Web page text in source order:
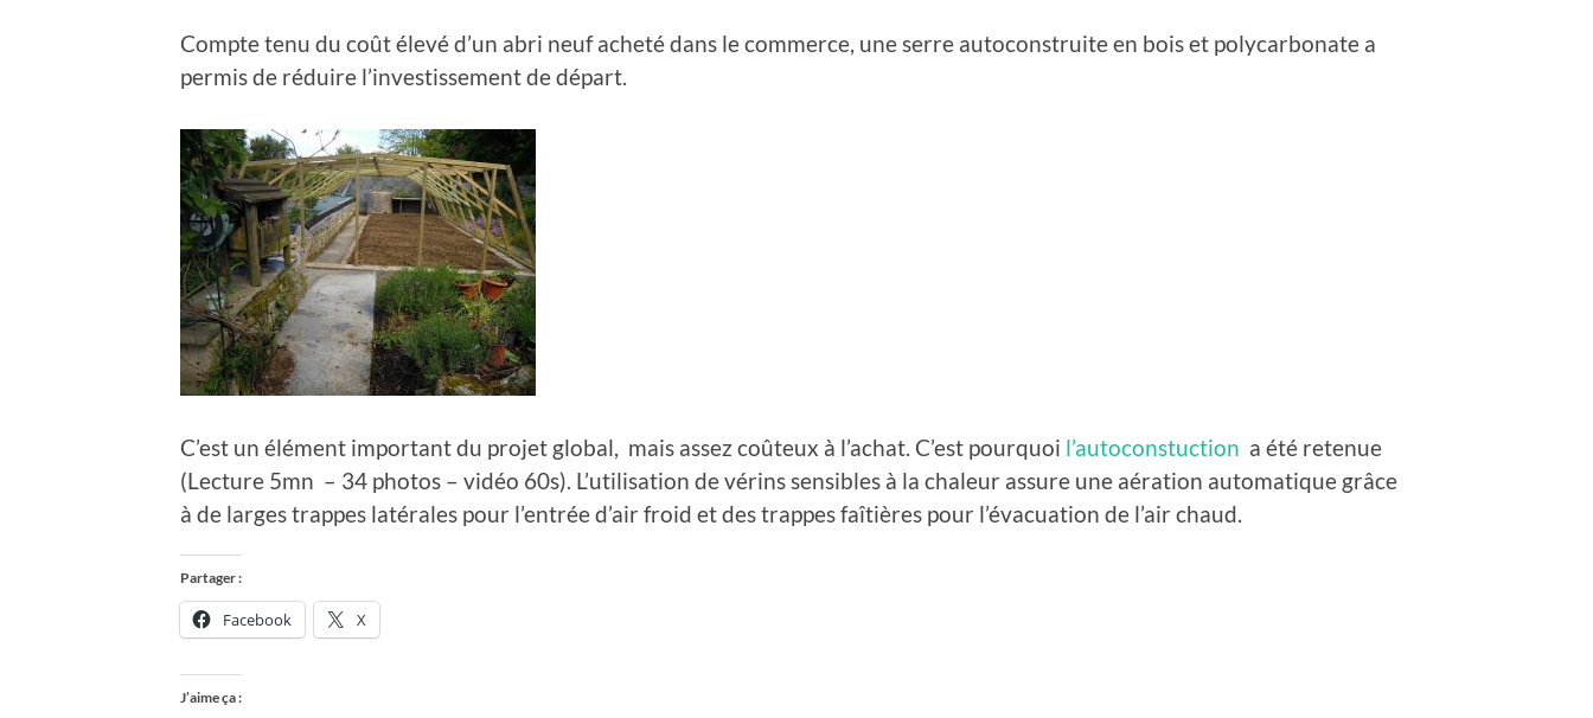
Compte tenu du coût élevé d’un abri neuf acheté dans le commerce, une serre autoconstruite en bois et polycarbonate a
permis de réduire l’investissement de départ.
C’est un élément important du projet global, mais assez coûteux à l’achat. C’est pourquoi l’autoconstuction a été retenue
(Lecture 5mn – 34 photos – vidéo 60s). L’utilisation de vérins sensibles à la chaleur assure une aération automatique grâce
à de larges trappes latérales pour l’entrée d’air froid et des trappes faîtières pour l’évacuation de l’air chaud.
Partager :
Facebook X
J’aime ça :